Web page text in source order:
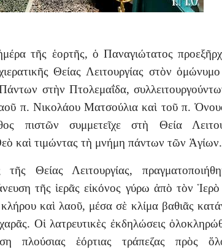
τῆς ἑορτῆς, ὁ Παναγιώτατος
Θείας Λειτουργίας στὸν
στὴν Πτολεμαΐδα,
π. Νικολάου Ματσούλια καὶ τοῦ π.
πιστῶν συμμετεῖχε στὴ Θεία
καὶ τιμώντας τὴ μνήμη πάντων τῶν Ἁγίων.
Θείας Λειτουργίας,
τῆς ἱερᾶς εἰκόνος γύρω ἀπὸ τὸν
καὶ λαοῦ, μέσα σὲ κλίμα βαθιᾶς
Οἱ λατρευτικὲς ἐκδηλώσεις
πλούσιας ἑόρτιας τράπεζας πρὸς